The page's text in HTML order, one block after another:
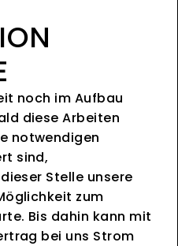
noch im Aufbau
diese Arbeiten
notwendigen
sind,
Stelle unsere
zum
Bis dahin kann mit
bei uns Strom